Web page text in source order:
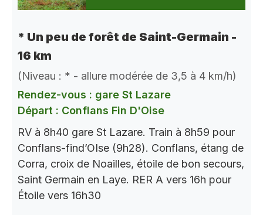
* Un peu de forêt de Saint-Germain -
16 km
(Niveau : * - allure modérée de 3,5 à 4 km/h)
Rendez-vous : gare St Lazare
Départ : Conflans Fin D'Oise
RV à 8h40 gare St Lazare. Train à 8h59 pour
Conflans-find’OIse (9h28). Conflans, étang de
Corra, croix de Noailles, étoile de bon secours,
Saint Germain en Laye. RER A vers 16h pour
Étoile vers 16h30